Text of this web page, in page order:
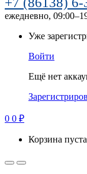
ежедневно,
Уже
Войти
Ещё нет
0 0 ₽
Корзина